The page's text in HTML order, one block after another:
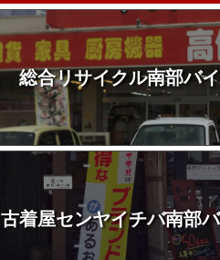
総合リサイクル南部バ
古着屋センヤイチバ南部